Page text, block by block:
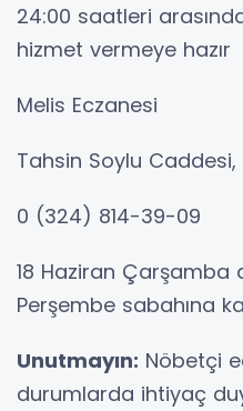
24:00 saatleri
hizmet vermeye hazır
Melis Eczanesi
Tahsin Soylu
0 (324) 814-39-09
18 Haziran Çarşamba
Perşembe sabahına
Unutmayın: Nöbetçi
durumlarda ihtiyaç